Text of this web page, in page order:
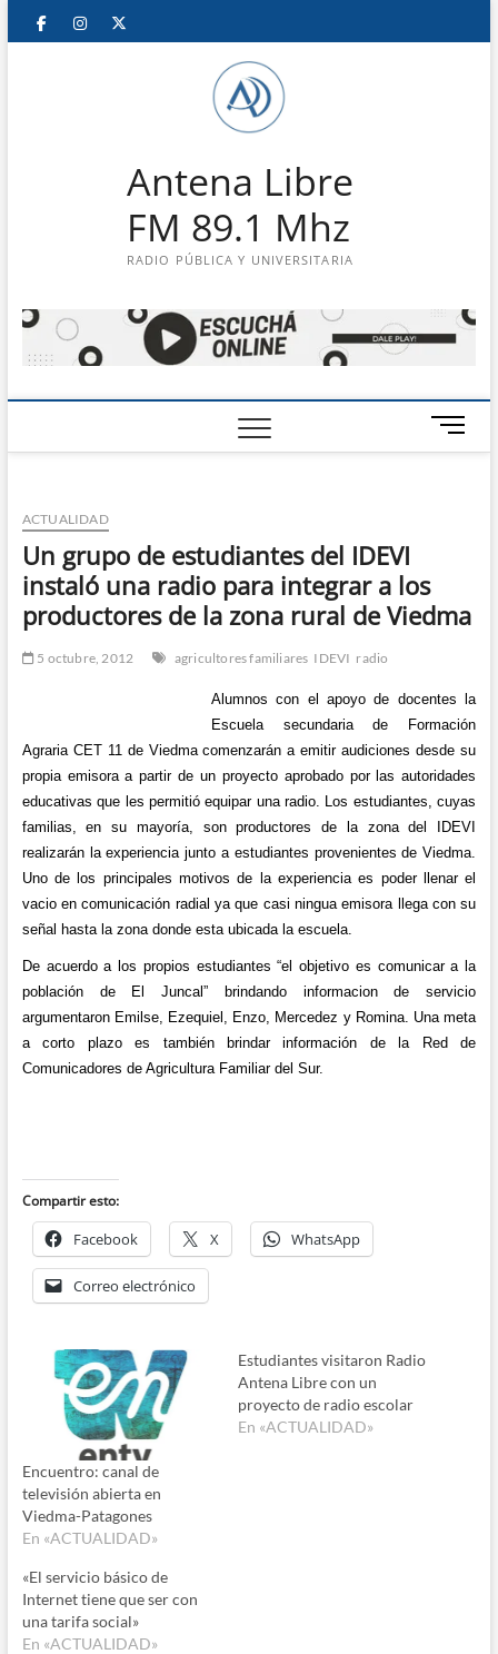
Saltar
FacebookInstagram
Antena Libre
FM 89.1 Mhz
RADIO PÚBLICA Y UNIVERSITARIA
B
o
e
ACTUALIDAD
Un grupo de estudiantes del IDEVI
instaló una radio para integrar a los
productores de la zona rural de Viedma
5 octubre, 2012 agricultores familiares IDEVI radio
Alumnos con el apoyo de docentes la
Escuela secundaria de Formación
Agraria CET 11 de Viedma comenzarán a emitir audiciones desde su
propia emisora a partir de un proyecto aprobado por las autoridades
educativas que les permitió equipar una radio. Los estudiantes, cuyas
familias, en su mayoría, son productores de la zona del IDEVI
realizarán la experiencia junto a estudiantes provenientes de Viedma.
Uno de los principales motivos de la experiencia es poder llenar el
vacio en comunicación radial ya que casi ningua emisora llega con su
señal hasta la zona donde esta ubicada la escuela.
De acuerdo a los propios estudiantes “el objetivo es comunicar a la
población de El Juncal” brindando informacion de servicio
argumentaron Emilse, Ezequiel, Enzo, Mercedez y Romina. Una meta
a corto plazo es también brindar información de la Red de
Comunicadores de Agricultura Familiar del Sur.
Compartir esto:
Facebook X WhatsApp
Correo electrónico
Encuentro: canal de
televisión abierta en
Viedma-Patagones
En «ACTUALIDAD»
Estudiantes visitaron Radio
Antena Libre con un
proyecto de radio escolar
En «ACTUALIDAD»
«El servicio básico de
Internet tiene que ser con
una tarifa social»
En «ACTUALIDAD»